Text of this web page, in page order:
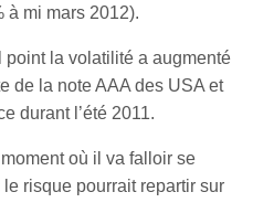
à mi mars 2012).
la volatilité a augmenté
de la note AAA des USA et
durant l’été 2011.
où il va falloir se
risque pourrait repartir sur